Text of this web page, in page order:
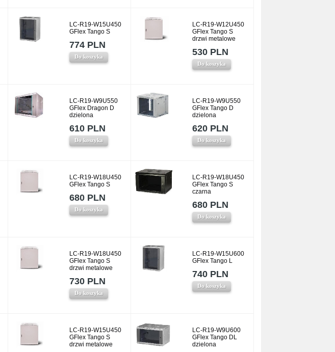
LC-R19-W15U450
GFlex Tango S
774 PLN
Do koszyka
LC-R19-W12U450
GFlex Tango S
drzwi metalowe
530 PLN
Do koszyka
LC-R19-W9U550
GFlex Dragon D
dzielona
610 PLN
Do koszyka
LC-R19-W9U550
GFlex Tango D
dzielona
620 PLN
Do koszyka
LC-R19-W18U450
GFlex Tango S
680 PLN
Do koszyka
LC-R19-W18U450
GFlex Tango S
czarna
680 PLN
Do koszyka
LC-R19-W18U450
GFlex Tango S
drzwi metalowe
730 PLN
Do koszyka
LC-R19-W15U600
GFlex Tango L
740 PLN
Do koszyka
LC-R19-W15U450
GFlex Tango S
drzwi metalowe
LC-R19-W9U600
GFlex Tango DL
dzielona